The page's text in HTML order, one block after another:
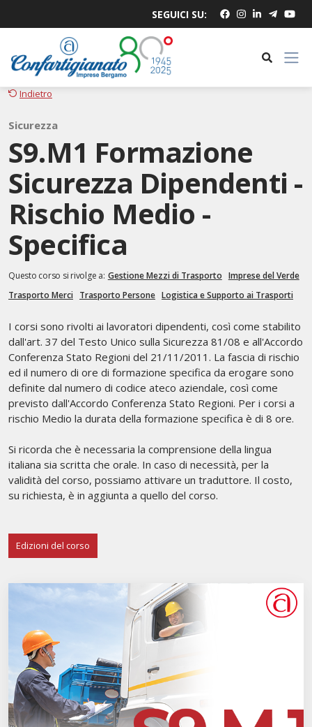
SEGUICI SU:
Indietro
Sicurezza
S9.M1 Formazione
Sicurezza Dipendenti -
Rischio Medio -
Specifica
Questo corso si rivolge a: Gestione Mezzi di Trasporto Imprese del Verde
Trasporto Merci Trasporto Persone Logistica e Supporto ai Trasporti
I corsi sono rivolti ai lavoratori dipendenti, così come stabilito
dall'art. 37 del Testo Unico sulla Sicurezza 81/08 e all'Accordo
Conferenza Stato Regioni del 21/11/2011. La fascia di rischio
ed il numero di ore di formazione specifica da erogare sono
definite dal numero di codice ateco aziendale, così come
previsto dall'Accordo Conferenza Stato Regioni. Per i corsi a
rischio Medio la durata della formazione specifica è di 8 ore.
Si ricorda che è necessaria la comprensione della lingua
italiana sia scritta che orale. In caso di necessità, per la
validità del corso, possiamo attivare un traduttore. Il costo,
su richiesta, è in aggiunta a quello del corso.
Edizioni del corso